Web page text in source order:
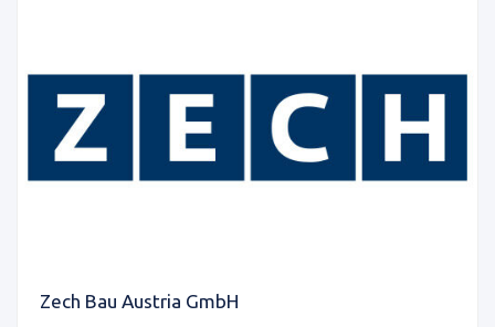
Zech Bau Austria GmbH